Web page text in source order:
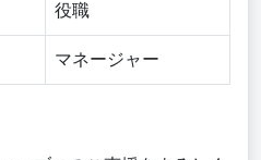
役職
マネージャー